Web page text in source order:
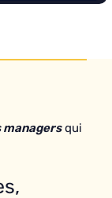
managersqui